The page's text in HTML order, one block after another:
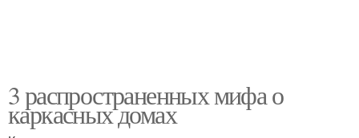
3 распространенных мифа о
каркасных домах